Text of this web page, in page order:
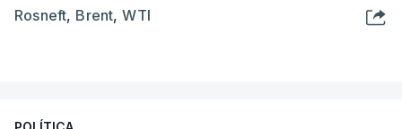
Rosneft, Brent,WTI